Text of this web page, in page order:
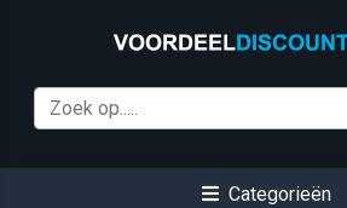
Categorieën